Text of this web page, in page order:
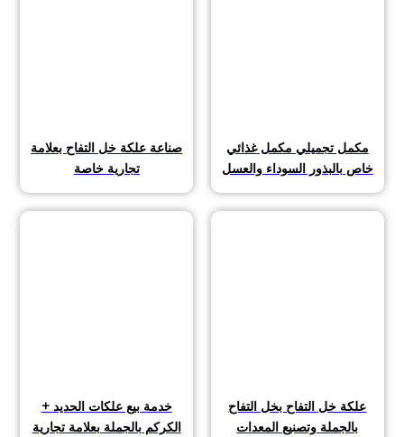
مكمل تجميلي مكمل غذائي
خاص بالبذور السوداء والعسل
صناعة علكة خل التفاح بعلامة
تجارية خاصة
علكة خل التفاح بخل التفاح
بالجملة وتصنيع المعدات
خدمة بيع علكات الحديد +
الكركم بالجملة بعلامة تجارية